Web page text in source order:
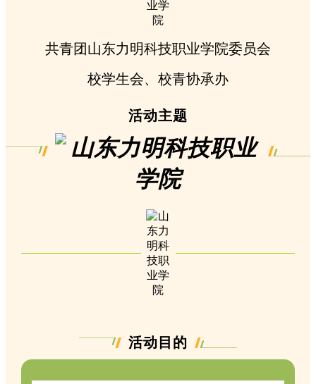
共青团山东力明科技职业学院委员会
校学生会、校青协承办
活动主题
活动目的